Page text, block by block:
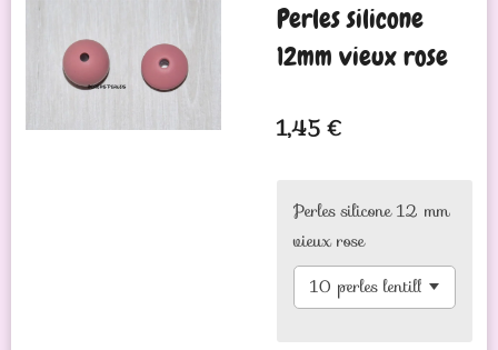
Perles silicone
12mm vieux rose
1,45 €
Perles silicone 12 mm
vieux rose